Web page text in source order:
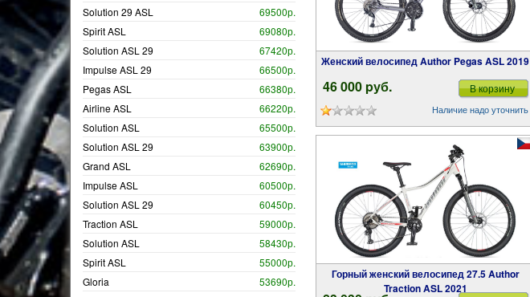
Женский велосипед Author Pegas ASL 2019
46 000 pуб. В корзину
Наличие надо уточнить
Горный женский велосипед 27.5 Author
Traction ASL 2021
Solution 29 ASL
69500р.
Spirit ASL
69080р.
Solution ASL 29
67420р.
Impulse ASL 29
66500р.
Pegas ASL
66380р.
Airline ASL
66220р.
Solution ASL
65500р.
Solution ASL 29
63900р.
Grand ASL
62690р.
Impulse ASL
60500р.
Solution ASL 29
60450р.
Traction ASL
59000р.
Solution ASL
58430р.
Spirit ASL
55000р.
Gloria
53690р.